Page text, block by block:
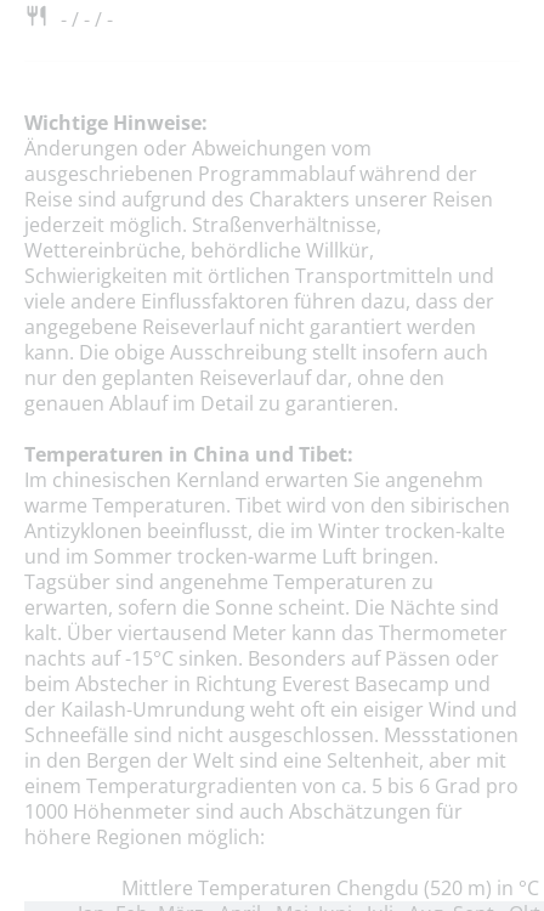
- / - / -
Wichtige Hinweise:
Änderungen oder Abweichungen vom
ausgeschriebenen Programmablauf während der
Reise sind aufgrund des Charakters unserer Reisen
jederzeit möglich. Straßenverhältnisse,
Wettereinbrüche, behördliche Willkür,
Schwierigkeiten mit örtlichen Transportmitteln und
viele andere Einflussfaktoren führen dazu, dass der
angegebene Reiseverlauf nicht garantiert werden
kann. Die obige Ausschreibung stellt insofern auch
nur den geplanten Reiseverlauf dar, ohne den
genauen Ablauf im Detail zu garantieren.
Temperaturen in China und Tibet:
Im chinesischen Kernland erwarten Sie angenehm
warme Temperaturen. Tibet wird von den sibirischen
Antizyklonen beeinflusst, die im Winter trocken-kalte
und im Sommer trocken-warme Luft bringen.
Tagsüber sind angenehme Temperaturen zu
erwarten, sofern die Sonne scheint. Die Nächte sind
kalt. Über viertausend Meter kann das Thermometer
nachts auf -15°C sinken. Besonders auf Pässen oder
beim Abstecher in Richtung Everest Basecamp und
der Kailash-Umrundung weht oft ein eisiger Wind und
Schneefälle sind nicht ausgeschlossen. Messstationen
in den Bergen der Welt sind eine Seltenheit, aber mit
einem Temperaturgradienten von ca. 5 bis 6 Grad pro
1000 Höhenmeter sind auch Abschätzungen für
höhere Regionen möglich:
Mittlere Temperaturen Chengdu (520 m) in °C